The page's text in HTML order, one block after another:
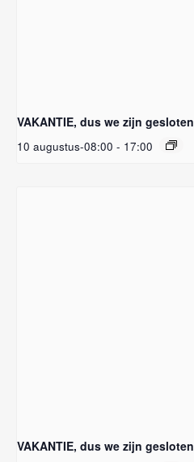
VAKANTIE, dus we zijn gesloten
10 augustus-08:00 - 17:00
VAKANTIE, dus we zijn gesloten